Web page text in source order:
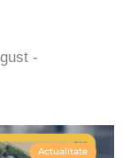
-
Actualitate